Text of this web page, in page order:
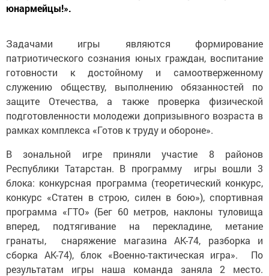
юнармейцы!».
Задачами игры являются формирование
патриотического сознания юных граждан, воспитание
готовности к достойному и самоотверженному
служению обществу, выполнению обязанностей по
защите Отечества, а также проверка физической
подготовленности молодежи допризывного возраста в
рамках комплекса «Готов к труду и обороне».
В зональной игре приняли участие 8 районов
Республики Татарстан. В программу игры вошли 3
блока: конкурсная программа (теоретический конкурс,
конкурс «Статен в строю, силен в бою»), спортивная
программа «ГТО» (Бег 60 метров, наклоны туловища
вперед, подтягивание на перекладине, метание
гранаты, снаряжение магазина АК-74, разборка и
сборка АК-74), блок «Военно-тактическая игра». По
результатам игры наша команда заняла 2 место.